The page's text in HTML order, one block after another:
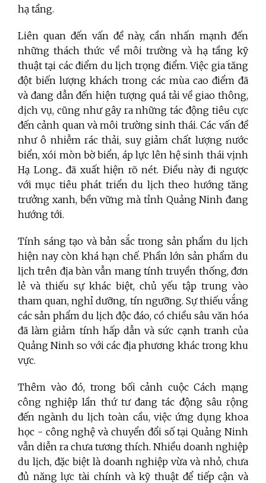
hạ tầng.
Liên quan đến vấn đề này, cần nhấn mạnh đến
những thách thức về môi trường và hạ tầng kỹ
thuật tại các điểm du lịch trọng điểm. Việc gia tăng
đột biến lượng khách trong các mùa cao điểm đã
và đang dẫn đến hiện tượng quá tải về giao thông,
dịch vụ, cũng như gây ra những tác động tiêu cực
đến cảnh quan và môi trường sinh thái. Các vấn đề
như ô nhiễm rác thải, suy giảm chất lượng nước
biển, xói mòn bờ biển, áp lực lên hệ sinh thái vịnh
Hạ Long... đã xuất hiện rõ nét. Điều này đi ngược
với mục tiêu phát triển du lịch theo hướng tăng
trưởng xanh, bền vững mà tỉnh Quảng Ninh đang
hướng tới.
Tính sáng tạo và bản sắc trong sản phẩm du lịch
hiện nay còn khá hạn chế. Phần lớn sản phẩm du
lịch trên địa bàn vẫn mang tính truyền thống, đơn
lẻ và thiếu sự khác biệt, chủ yếu tập trung vào
tham quan, nghỉ dưỡng, tín ngưỡng. Sự thiếu vắng
các sản phẩm du lịch độc đáo, có chiều sâu văn hóa
đã làm giảm tính hấp dẫn và sức cạnh tranh của
Quảng Ninh so với các địa phương khác trong khu
vực.
Thêm vào đó, trong bối cảnh cuộc Cách mạng
công nghiệp lần thứ tư đang tác động sâu rộng
đến ngành du lịch toàn cầu, việc ứng dụng khoa
học - công nghệ và chuyển đổi số tại Quảng Ninh
vẫn diễn ra chưa tương thích. Nhiều doanh nghiệp
du lịch, đặc biệt là doanh nghiệp vừa và nhỏ, chưa
đủ năng lực tài chính và kỹ thuật để tiếp cận và